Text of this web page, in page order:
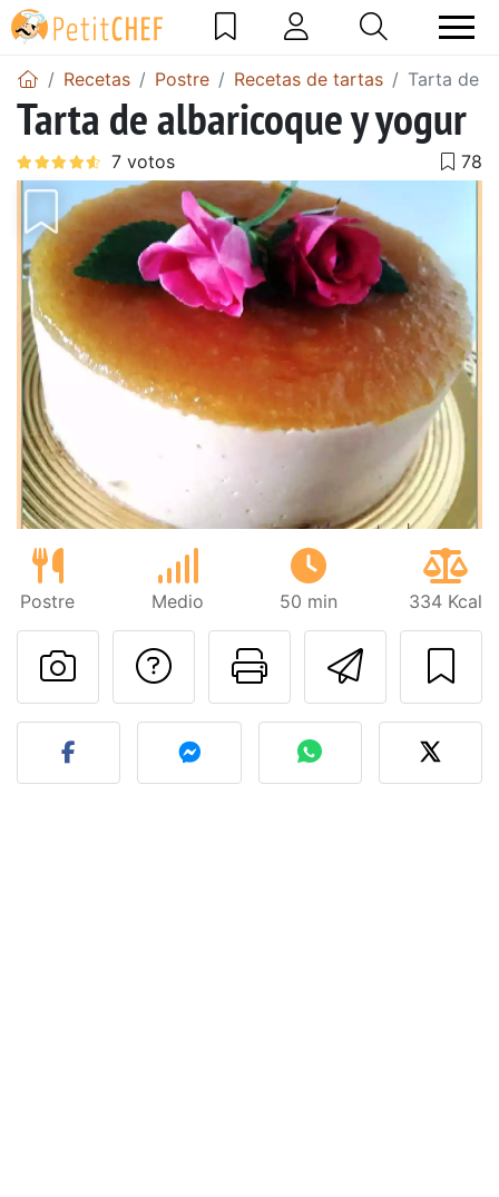
Recetas Postre Recetas de tartas Tarta de
Tarta de albaricoque y yogur
Postre Medio 50 min 334 Kcal
Imprimir
Preguntar al autor
Publicar la foto de esta